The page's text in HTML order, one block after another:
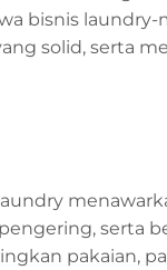
bisnis
solid, serta
serta
pakaian,